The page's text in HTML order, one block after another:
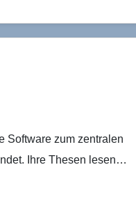
Software zum zentralen
Ihre Thesen lesen…